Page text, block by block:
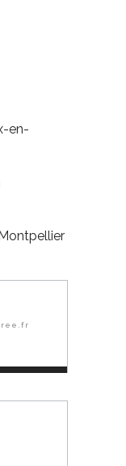
en-